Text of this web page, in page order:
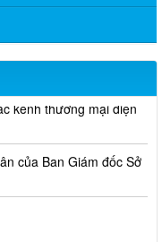
hình thức chỉ định
gói thầu: “tổ chức tập
kênh thương mại điện
của Ban Giám đốc Sở